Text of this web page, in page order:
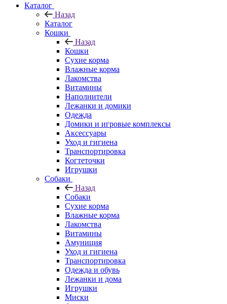
Каталог
Назад
Каталог
Кошки
Назад
Кошки
Сухие корма
Влажные корма
Лакомства
Витамины
Наполнители
Лежанки и домики
Одежда
Домики и игровые комплексы
Аксессуары
Уход и гигиена
Транспортировка
Когтеточки
Игрушки
Собаки
Назад
Собаки
Сухие корма
Влажные корма
Лакомства
Витамины
Амуниция
Уход и гигиена
Транспортировка
Одежда и обувь
Лежанки и дома
Игрушки
Миски